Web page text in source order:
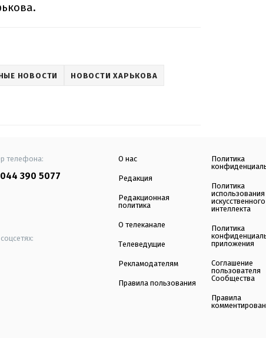
НОВОСТИ НОВОСТИ ХАРЬКОВА
телефона:
390 5077
О нас
Редакция
Редакционная
политика
О телеканале
Телеведущие
Рекламодателям
Правила пользования
Политика
Политика
использования
искусственного
интеллекта
Политика
приложения
Соглашение
пользователя
Сообщества
Правила